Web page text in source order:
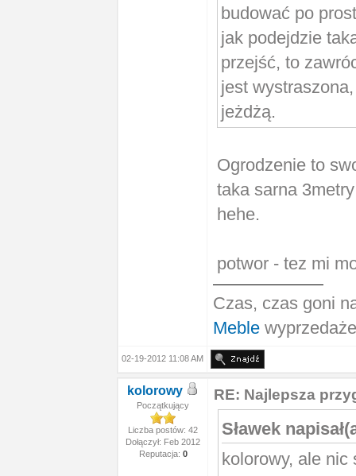
budować po
jak podejdzie
przejść, to
jest
jeżdżą.
Ogrodzenie to
taka sarna
hehe.
potwor - tez mi
Czas, czas goni
Meble
02-19-2012 11:08 AM
kolorowy
Początkujący
Liczba postów: 42
Dołączył: Feb 2012
Reputacja: 0
RE: Najlepsza
Sławek
kolorowy, ale nic